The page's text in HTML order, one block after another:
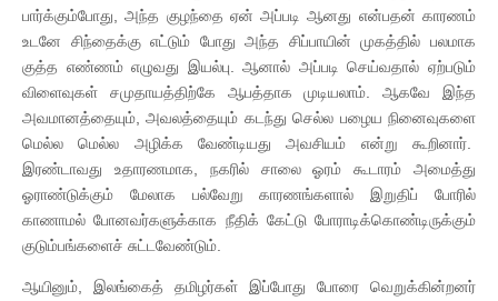
பார்க்கும்போது, அந்த குழந்தை ஏன் அப்படி ஆனது என்பதன் காரணம்
உடனே சிந்தைக்கு எட்டும் போது அந்த சிப்பாயின் முகத்தில் பலமாக
குத்த எண்ணம் எழுவது இயல்பு. ஆனால் அப்படி செய்வதால் ஏற்படும்
விளைவுகள் சமுதாயத்திற்கே ஆபத்தாக முடியலாம். ஆகவே இந்த
அவமானத்தையும், அவலத்தையும் கடந்து செல்ல பழைய நினைவுகளை
மெல்ல மெல்ல அழிக்க வேண்டியது அவசியம் என்று கூறினார்.
இரண்டாவது உதாரணமாக, நகரில் சாலை ஓரம் கூடாரம் அமைத்து
ஓராண்டுக்கும் மேலாக பல்வேறு காரணங்களால் இறுதிப் போரில்
காணாமல் போனவர்களுக்காக நீதிக் கேட்டு போராடிக்கொண்டிருக்கும்
குடும்பங்களைச் சுட்டவேண்டும்.
ஆயினும், இலங்கைத் தமிழர்கள் இப்போது போரை வெறுக்கின்றனர்